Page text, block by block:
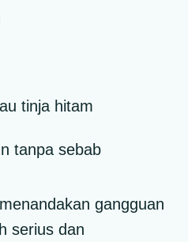
tinja hitam
tanpa sebab
gangguan
serius dan